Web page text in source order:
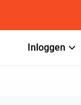
Inloggen